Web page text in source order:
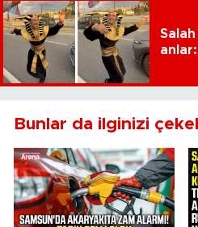
Salah
Bunlar da ilginizi